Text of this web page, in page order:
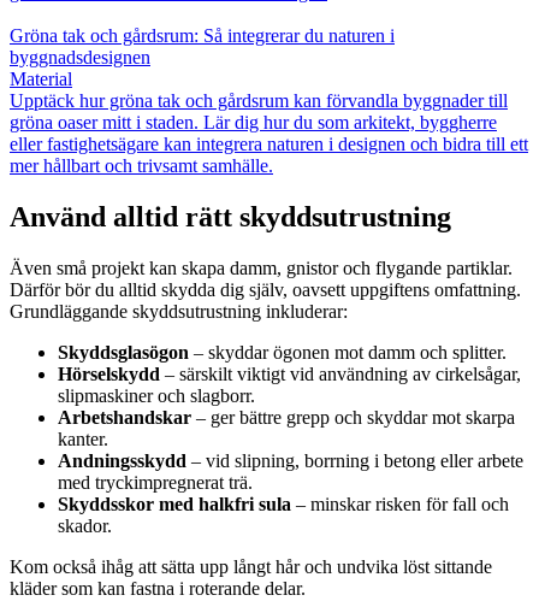
Gröna tak och gårdsrum: Så integrerar du naturen i
byggnadsdesignen
Material
Upptäck hur gröna tak och gårdsrum kan förvandla byggnader till
gröna oaser mitt i staden. Lär dig hur du som arkitekt, byggherre
eller fastighetsägare kan integrera naturen i designen och bidra till ett
mer hållbart och trivsamt samhälle.
Använd alltid rätt skyddsutrustning
Även små projekt kan skapa damm, gnistor och flygande partiklar.
Därför bör du alltid skydda dig själv, oavsett uppgiftens omfattning.
Grundläggande skyddsutrustning inkluderar:
Skyddsglasögon – skyddar ögonen mot damm och splitter.
Hörselskydd – särskilt viktigt vid användning av cirkelsågar,
slipmaskiner och slagborr.
Arbetshandskar – ger bättre grepp och skyddar mot skarpa
kanter.
Andningsskydd – vid slipning, borrning i betong eller arbete
med tryckimpregnerat trä.
Skyddsskor med halkfri sula – minskar risken för fall och
skador.
Kom också ihåg att sätta upp långt hår och undvika löst sittande
kläder som kan fastna i roterande delar.